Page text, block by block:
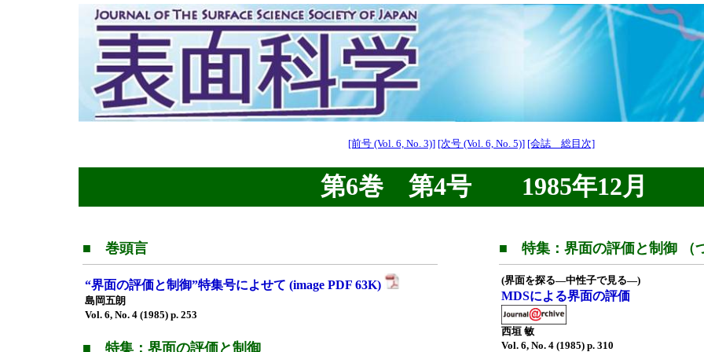
[前号 (Vol. 6, No. 3)] [次号 (Vol. 6, No. 5)] [会誌 総目次]
第6巻 第4号 1985年12月
■ 巻頭言
“界面の評価と制御”特集号によせて (image PDF 63K)
島岡五朗
Vol. 6, No. 4 (1985) p. 253
■ 特集：界面の評価と制御
■ 特集：界面の評価と制御 （
(界面を探る—中性子で見る—)
MDSによる界面の評価
西垣 敏
Vol. 6, No. 4 (1985) p. 310